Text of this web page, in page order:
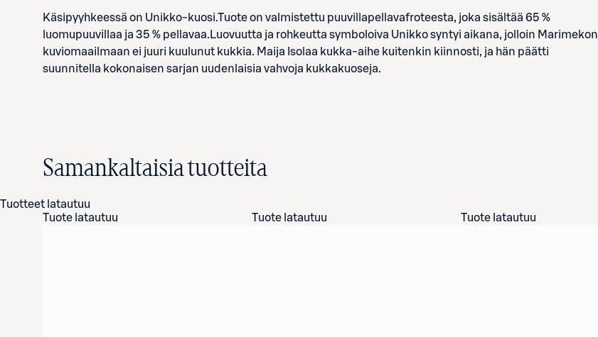
Käsipyyhkeessä on Unikko-kuosi.Tuote on valmistettu puuvillapellavafroteesta, joka sisältää 65 %
luomupuuvillaa ja 35 % pellavaa.Luovuutta ja rohkeutta symboloiva Unikko syntyi aikana, jolloin Marimekon
kuviomaailmaan ei juuri kuulunut kukkia. Maija Isolaa kukka-aihe kuitenkin kiinnosti, ja hän päätti
suunnitella kokonaisen sarjan uudenlaisia vahvoja kukkakuoseja.
Samankaltaisia tuotteita
Tuotteet latautuu
Tuote latautuu
Tuote latautuu Tuote latautuu